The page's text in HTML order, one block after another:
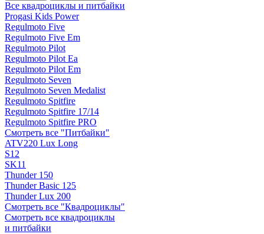
Все квадроциклы и питбайки
Progasi Kids Power
Regulmoto Five
Regulmoto Five Em
Regulmoto Pilot
Regulmoto Pilot Ea
Regulmoto Pilot Em
Regulmoto Seven
Regulmoto Seven Medalist
Regulmoto Spitfire
Regulmoto Spitfire 17/14
Regulmoto Spitfire PRO
Смотреть все "Питбайки"
ATV220 Lux Long
S12
SK11
Thunder 150
Thunder Basic 125
Thunder Lux 200
Смотреть все "Квадроциклы"
Смотреть все квадроциклы
и питбайки